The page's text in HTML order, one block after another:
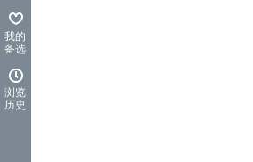
我的
备选
浏览
历史